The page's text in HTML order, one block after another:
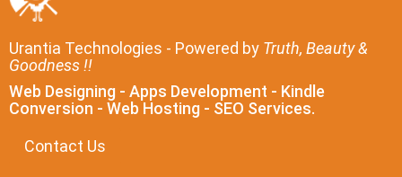
Urantia Technologies - Powered by Truth, Beauty &
Goodness !!
Web Designing - Apps Development - Kindle
Conversion - Web Hosting - SEO Services.
Contact Us